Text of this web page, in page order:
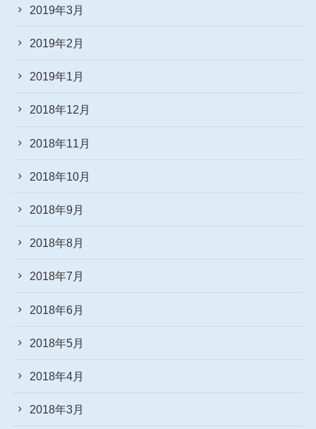
2019年3月
2019年2月
2019年1月
2018年12月
2018年11月
2018年10月
2018年9月
2018年8月
2018年7月
2018年6月
2018年5月
2018年4月
2018年3月